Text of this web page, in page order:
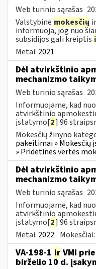
Web turinio sąrašas
Valstybinė mokesčių
informuoja, jog nuo
subsidijos gali kreiptis
Metai: 2021
Dėl atvirkštinio
mechanizmo
Web turinio sąrašas
Informuojame, kad
atvirkštinio
įstatymo[2] 96
Mokesčių žinyno
pakeitimai »
» Pridėtinės vertės
Dėl atvirkštinio
mechanizmo
Web turinio sąrašas
Informuojame, kad
atvirkštinio
įstatymo[2] 96
Metai: 2022 Mokesčiai:
VA-198-1 ir VMI
birželio 10 d.